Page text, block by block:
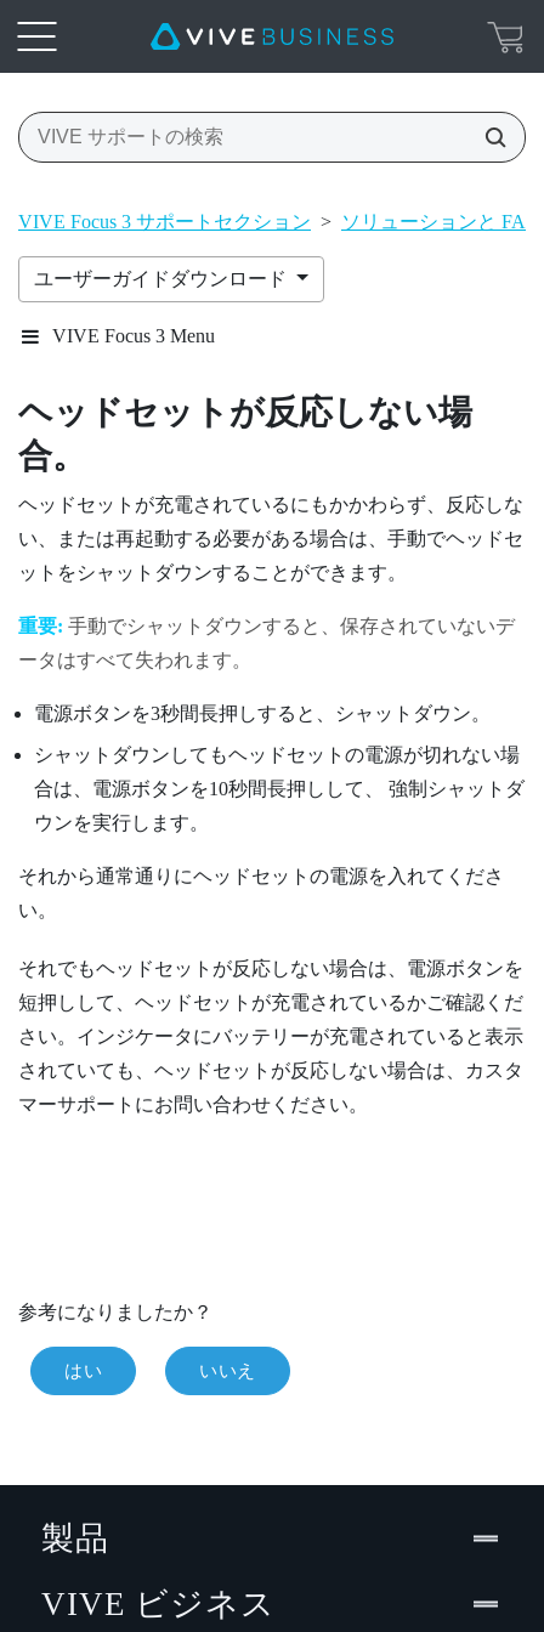
VIVE Focus 3 サポートセクション > ソリューションと FAQ
ユーザーガイドダウンロード
VIVE Focus 3 Menu
ヘッドセットが反応しない場
合。
ヘッドセットが充電されているにもかかわらず、反応しな
い、または再起動する必要がある場合は、手動でヘッドセ
ットをシャットダウンすることができます。
重要: 手動でシャットダウンすると、保存されていないデ
ータはすべて失われます。
電源ボタンを3秒間長押しすると、シャットダウン。
シャットダウンしてもヘッドセットの電源が切れない場
合は、 電源ボタンを10秒間長押しして、 強制シャットダ
ウンを実行します。
それから通常通りにヘッドセットの電源を入れてくださ
い。
それでもヘッドセットが反応しない場合は、 電源ボタンを
短押しして、ヘッドセットが充電されているかご確認くだ
さい。インジケータにバッテリーが充電されていると表示
されていても、ヘッドセットが反応しない場合は、カスタ
マーサポートにお問い合わせください。
参考になりましたか？
はい いいえ
製品
VIVE ビジネス